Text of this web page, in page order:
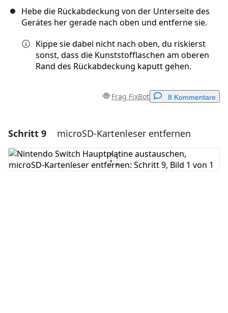
Hebe die Rückabdeckung von der Unterseite des
Gerätes her gerade nach oben und entferne sie.
Kippe sie dabei nicht nach oben, du riskierst
sonst, dass die Kunststofflaschen am oberen
Rand des Rückabdeckung kaputt gehen.
Frag FixBot 8 Kommentare
Einen Kommentar hinzufügen
Kommentar hinzufügen
Schritt 9 microSD-Kartenleser entfernen